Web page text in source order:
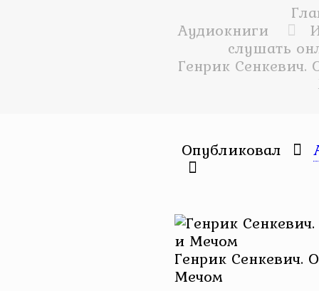
Аудиокниги
слушать
Генрик
Опубликовал
Генрик Сенкевич.
Мечом